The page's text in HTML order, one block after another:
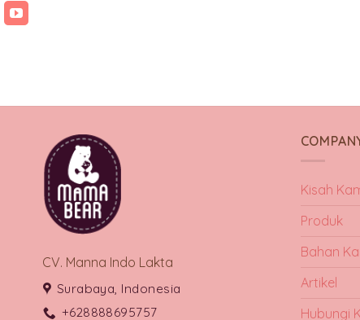
CV. Manna Indo Lakta
Surabaya, Indonesia
+628888695757
Kisah
Produk
Bahan
Artikel
Hubungi